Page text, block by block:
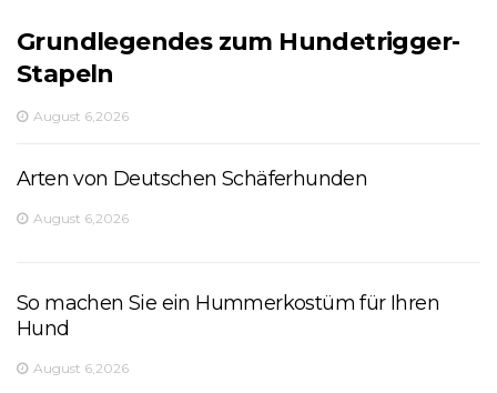
Grundlegendes zum Hundetrigger-
Stapeln
August 6,2026
Arten von Deutschen Schäferhunden
August 6,2026
So machen Sie ein Hummerkostüm für Ihren
Hund
August 6,2026